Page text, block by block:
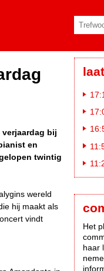
bij
en
twintig
wereld
hij maakt als
vindt
Het
haar